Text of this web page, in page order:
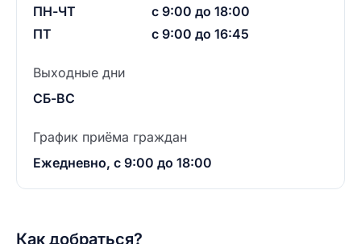
ПН-ЧТ
ПТ
с 9:00 до 18:00
с 9:00 до 16:45
Выходные дни
СБ-ВС
График приёма граждан
Ежедневно, с 9:00 до 18:00
Как добраться?